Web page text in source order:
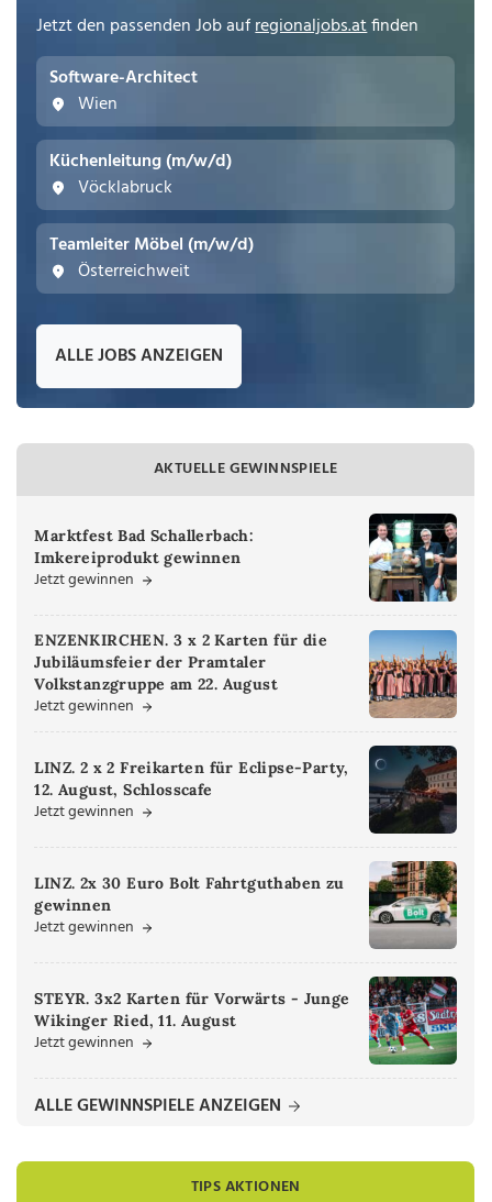
Jetzt den passenden Job aufregionaljobs.atfinden
Software-Architect
Wien
Küchenleitung (m/w/d)
Vöcklabruck
Teamleiter Möbel (m/w/d)
Österreichweit
ALLE JOBS ANZEIGEN
AKTUELLE GEWINNSPIELE
Marktfest Bad Schallerbach:
Imkereiprodukt gewinnen
Jetzt gewinnen
ENZENKIRCHEN. 3 x 2 Karten für die
Jubiläumsfeier der Pramtaler
Volkstanzgruppe am 22. August
Jetzt gewinnen
LINZ. 2 x 2 Freikarten für Eclipse-Party,
12. August, Schlosscafe
Jetzt gewinnen
LINZ. 2x 30 Euro Bolt Fahrtguthaben zu
gewinnen
Jetzt gewinnen
STEYR. 3x2 Karten für Vorwärts - Junge
Wikinger Ried, 11. August
Jetzt gewinnen
ALLE GEWINNSPIELE ANZEIGEN
TIPS AKTIONEN